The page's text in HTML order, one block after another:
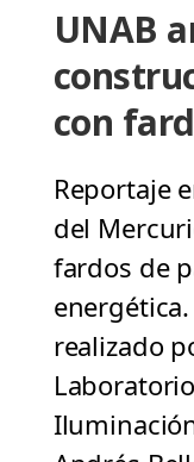
UNAB
con
Reportaje
del
fardos de
realizado